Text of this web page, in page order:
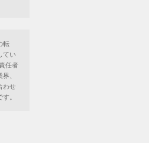
転
てい
任者
、
わせ
。